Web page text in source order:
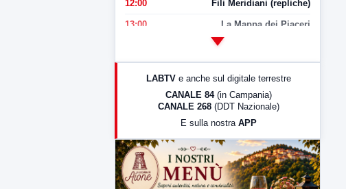
12:00 Fili Meridiani (repliche)
13:00 La Mappa dei Piaceri
LabNews (Diretta)
23:00 LabNews (replica)
LABTV e anche sul digitale terrestre
CANALE 84 (in Campania)
CANALE 268 (DDT Nazionale)
E sulla nostra APP